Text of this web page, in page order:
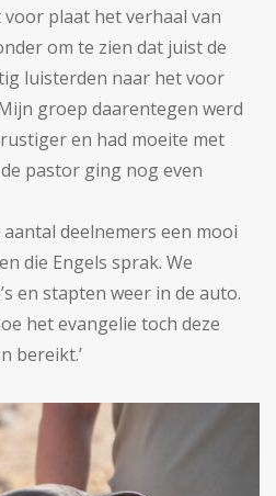
plaat het verhaal van
om te zien dat juist de
luisterden naar het voor
groep daarentegen werd
en had moeite met
pastor ging nog even
deelnemers een mooi
die Engels sprak. We
en stapten weer in de auto.
het evangelie toch deze
bereikt.’